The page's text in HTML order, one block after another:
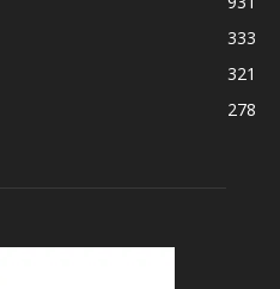
333
321
278